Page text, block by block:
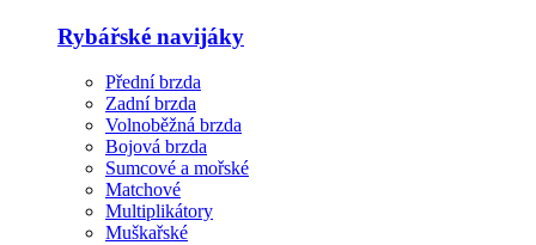
Rybářské navijáky
Přední brzda
Zadní brzda
Volnoběžná brzda
Bojová brzda
Sumcové a mořské
Matchové
Multiplikátory
Muškařské